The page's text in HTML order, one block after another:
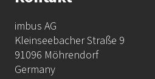
imbus AG
Kleinseebacher Straße 9
91096 Möhrendorf
Germany